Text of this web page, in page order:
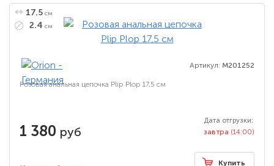
17.5 см
2.4 см
Артикул: M201252
Розовая анальная цепочка Plip Plop 17,5 см
1 380 руб
Дата отгрузки:
завтра (14:00)
Купить